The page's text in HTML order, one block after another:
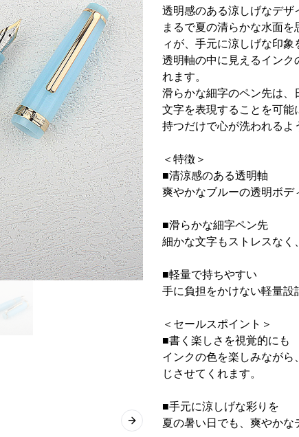
Next slide
透明感のある涼しげなデザ
まるで夏の清らかな水面
ィが、手元に涼しげな印象
透明軸の中に見えるインク
れます。
滑らかな細字のペン先は、
文字を表現することを可能
持つだけで心が洗われるよ
＜特徴＞
■清涼感のある透明軸
爽やかなブルーの透明ボデ
■滑らかな細字ペン先
細かな文字もストレスなく
■軽量で持ちやすい
手に負担をかけない軽量設
＜セールスポイント＞
■書く楽しさを視覚的にも
インクの色を楽しみなが
じさせてくれます。
■手元に涼しげな彩りを
夏の暑い日でも、爽やかな